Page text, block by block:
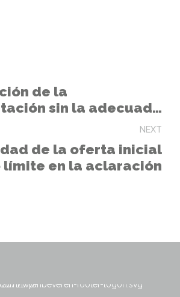
de la
sin la adecuada
es una restricciónNEXT
de la oferta inicial
límite en la aclaración